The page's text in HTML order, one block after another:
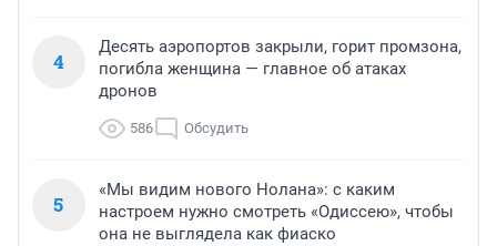
4
Десять аэропортов закрыли, горит промзона,
погибла женщина — главное об атаках
дронов
586 Обсудить
5
«Мы видим нового Нолана»: с каким
настроем нужно смотреть «Одиссею», чтобы
она не выглядела как фиаско